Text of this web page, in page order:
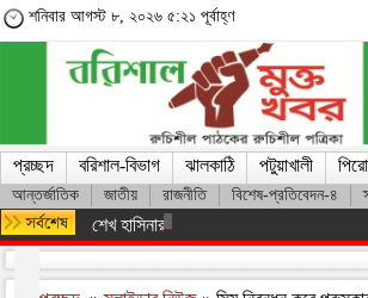
শনিবার আগস্ট ৮, ২০২৬ ৫:২১ পূর্বাহ্ণ
প্রচ্ছদ বরিশাল-বিভাগ ঝালকাঠি পটুয়াখালী
আন্তর্জাতিক জাতীয় রাজনীতি বিশেষ-প্রতিবেদন-৪
শেখ হাসিনার সঙ্গে দেশে ফিরতে চান সাকিব